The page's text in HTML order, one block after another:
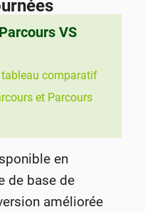
VS
tableau comparatif
et Parcours
en
de base de
améliorée